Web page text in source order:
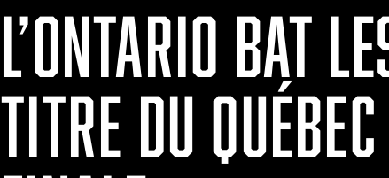
L’ONTARIO BAT
TITRE DU